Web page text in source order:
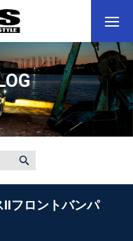
フロントバンパ